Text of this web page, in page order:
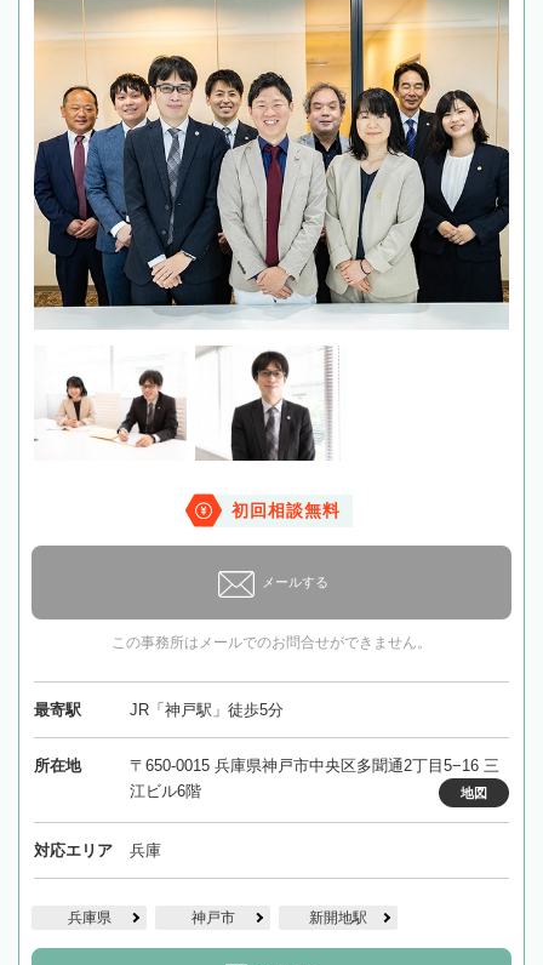
初回相談無料
メールする
この事務所はメールでのお問合せができません。
最寄駅 JR「神戸駅」徒歩5分
所在地
〒650-0015 兵庫県神戸市中央区多聞通2丁目5−16 三
江ビル6階
地図
対応エリア 兵庫
兵庫県 神戸市 新開地駅